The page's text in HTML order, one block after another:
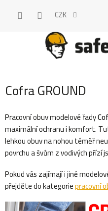
CZK
Cofra GROUND
Pracovní obuv modelové řady
maximální ochranu i komfort.
lehkou obuv na nohou téměř
povrchu a švům z vodivých
Pokud vás zajímají i jiné
přejděte do kategoriepracovní